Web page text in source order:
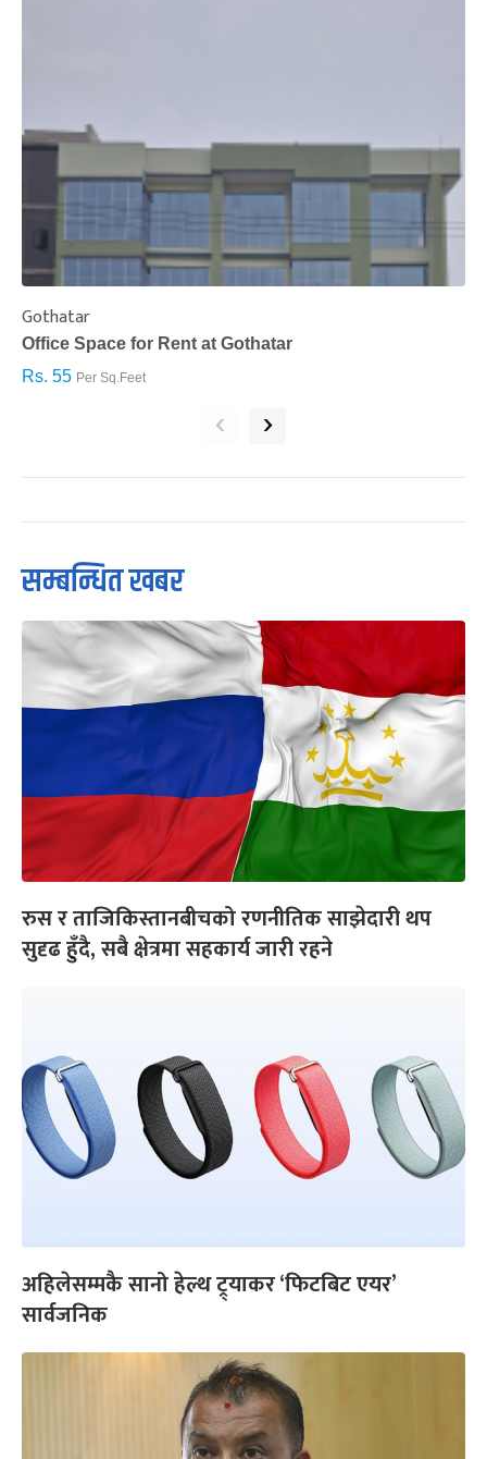
Gothatar
Office Space for Rent at Gothatar
Rs. 55 Per Sq.Feet
‹ ›
सम्बन्धित खबर
रुस र ताजिकिस्तानबीचको रणनीतिक साझेदारी थप
सुदृढ हुँदै, सबै क्षेत्रमा सहकार्य जारी रहने
अहिलेसम्मकै सानो हेल्थ ट्र्याकर ‘फिटबिट एयर’
सार्वजनिक